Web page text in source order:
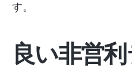
す。
良い非営